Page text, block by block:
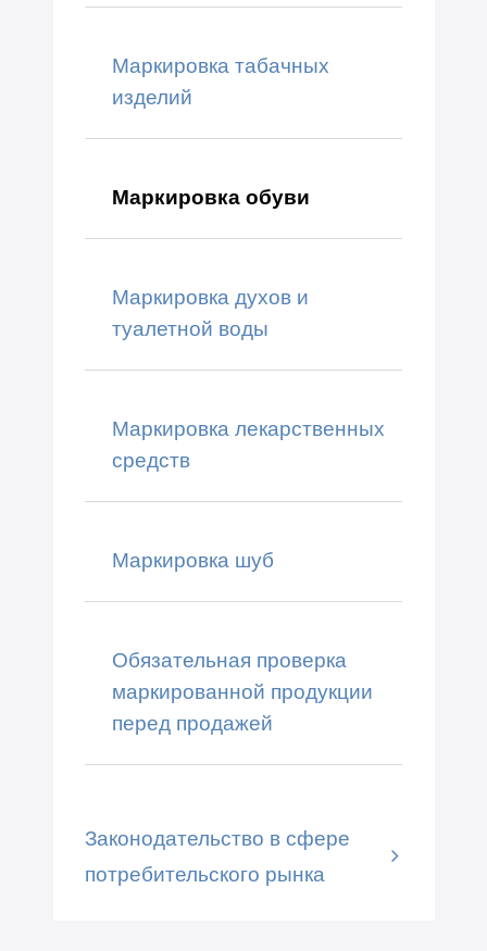
Маркировка табачных
изделий
Маркировка обуви
Маркировка духов и
туалетной воды
Маркировка лекарственных
средств
Маркировка шуб
Обязательная проверка
маркированной продукции
перед продажей
Законодательство в сфере
потребительского рынка